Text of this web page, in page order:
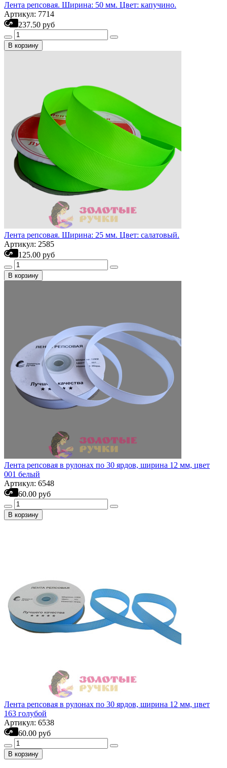
Лента репсовая. Ширина: 50 мм. Цвет: капучино.
Артикул: 7714
237.50 руб
В корзину
Лента репсовая. Ширина: 25 мм. Цвет: салатовый.
Артикул: 2585
125.00 руб
В корзину
Лента репсовая в рулонах по 30 ярдов, ширина 12 мм, цвет
001 белый
Артикул: 6548
60.00 руб
В корзину
Лента репсовая в рулонах по 30 ярдов, ширина 12 мм, цвет
163 голубой
Артикул: 6538
60.00 руб
В корзину